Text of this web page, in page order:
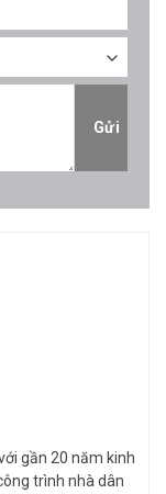
gần 20 năm kinh
trình nhà dân